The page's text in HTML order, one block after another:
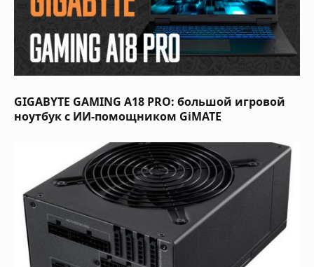
GIGABYTE GAMING A18 PRO: большой игровой
ноутбук с ИИ-помощником GiMATE